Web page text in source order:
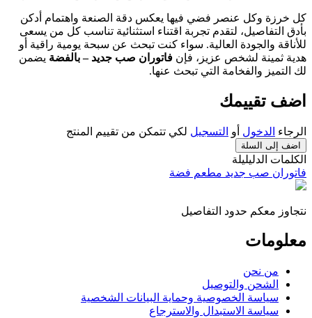
كل خرزة وكل عنصر فضي فيها يعكس دقة الصنعة واهتمام أدكن
بأدق التفاصيل، لتقدم تجربة اقتناء استثنائية تناسب كل من يسعى
للأناقة والجودة العالية. سواء كنت تبحث عن سبحة يومية راقية أو
هدية ثمينة لشخص عزيز، فإن فاتوران صب جديد – بالفضة يضمن
لك التميز والفخامة التي تبحث عنها.
اضف تقييمك
الرجاء الدخول أو التسجيل لكي تتمكن من تقييم المنتج
اضف إلى السلة
الكلمات الدليليلة
فاتوران صب جديد مطعم فضة
نتجاوز معكم حدود التفاصيل
معلومات
من نحن
الشحن والتوصيل
سياسة الخصوصية وحماية البيانات الشخصية
سياسة الاستبدال والاسترجاع